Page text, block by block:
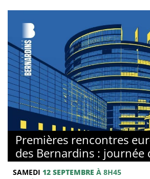
Premières rencontres
des Bernardins : journée
SAMEDI 12 SEPTEMBRE À 8H45